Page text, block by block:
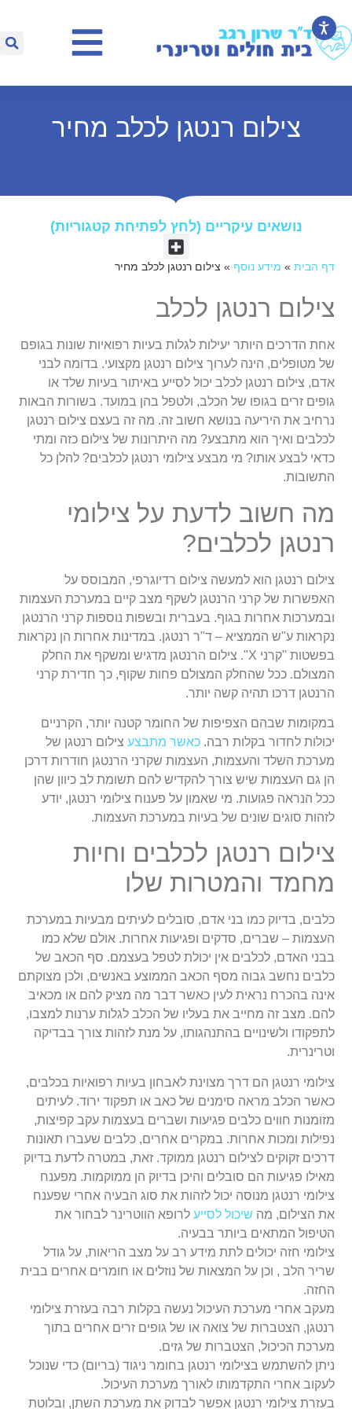
צילום רנטגן לכלב מחיר
נושאים עיקריים (לחץ לפתיחת קטגוריות)​
דף הבית » מידע נוסף » צילום רנטגן לכלב מחיר
צילום רנטגן לכלב
אחת הדרכים היותר יעילות לגלות בעיות רפואיות שונות בגופם
של מטופלים, הינה לערוך צילום רנטגן מקצועי. בדומה לבני
אדם, צילום רנטגן לכלב יכול לסייע באיתור בעיות שלד או
גופים זרים בגופו של הכלב, ולטפל בהן במועד. בשורות הבאות
נרחיב את היריעה בנושא חשוב זה. מה זה בעצם צילום רנטגן
לכלבים ואיך הוא מתבצע? מה היתרונות של צילום כזה ומתי
כדאי לבצע אותו? מי מבצע צילומי רנטגן לכלבים? להלן כל
התשובות.
מה חשוב לדעת על צילומי
רנטגן לכלבים?
צילום רנטגן הוא למעשה צילום רדיוגרפי, המבוסס על
האפשרות של קרני הרנטגן לשקף מצב קיים במערכת העצמות
ובמערכות אחרות בגוף. בעברית ובשפות נוספות קרני הרנטגן
נקראות ע"ש הממציא – ד"ר רנטגן. במדינות אחרות הן נקראות
בפשטות "קרני X". צילום הרנטגן מדגיש ומשקף את החלק
המצולם. ככל שהחלק המצולם פחות שקוף, כך חדירת קרני
הרנטגן דרכו תהיה קשה יותר.
במקומות שבהם הצפיפות של החומר קטנה יותר, הקרניים
יכולות לחדור בקלות רבה.כאשר מתבצע צילום רנטגן של
מערכת השלד והעצמות, העצמות שקרני הרנטגן חודרות דרכן
הן גם העצמות שיש צורך להקדיש להם תשומת לב כיוון שהן
ככל הנראה פגועות. מי שאמון על פענוח צילומי רנטגן, יודע
לזהות סוגים שונים של בעיות במערכת העצמות.
צילום רנטגן לכלבים וחיות
מחמד והמטרות שלו
כלבים, בדיוק כמו בני אדם, סובלים לעיתים מבעיות במערכת
העצמות – שברים, סדקים ופגיעות אחרות. אולם שלא כמו
בבני האדם, לכלבים אין יכולת לטפל בעצמם. סף הכאב של
כלבים נחשב גבוה מסף הכאב הממוצע באנשים, ולכן מצוקתם
אינה בהכרח נראית לעין כאשר דבר מה מציק להם או מכאיב
להם. מצב זה מחייב את בעליו של הכלב לגלות ערנות למצבו,
לתפקודו ולשינויים בהתנהגותו, על מנת לזהות צורך בבדיקה
וטרינרית.
צילומי רנטגן הם דרך מצוינת לאבחון בעיות רפואיות בכלבים,
כאשר הכלב מראה סימנים של כאב או תפקוד ירוד. לעיתים
מזומנות חווים כלבים פגיעות ושברים בעצמות עקב קפיצות,
נפילות ומכות אחרות. במקרים אחרים, כלבים שעברו תאונות
דרכים זקוקים לצילום רנטגן ממוקד. זאת, במטרה לדעת בדיוק
מאילו פגיעות הם סובלים והיכן בדיוק הן ממוקמות. מפענח
צילומי רנטגן מנוסה יכול לזהות את סוג הבעיה אחרי שפענח
את הצילום, מה שיכול לסייע לרופא הווטרינר לבחור את
הטיפול המתאים ביותר בבעיה.
צילומי חזה יכולים לתת מידע רב על מצב הריאות, על גודל
שריר הלב , וכן על המצאות של נוזלים או חומרים אחרים בבית
החזה.
מעקב אחרי מערכת העיכול נעשה בקלות רבה בעזרת צילומי
רנטגן, הצטברות של צואה או של גופים זרים אחרים בתוך
מערכת הכיכול, הצטברות של גזים.
ניתן להשתמש בצילומי רנטגן בחומר ניגוד (בריום) כדי שנוכל
לעקוב אחרי התקדמותו לאורך מערכת העיכול.
בעזרת צילומי רנטגן אפשר לבדוק את מערכת השתן, ובלוטת